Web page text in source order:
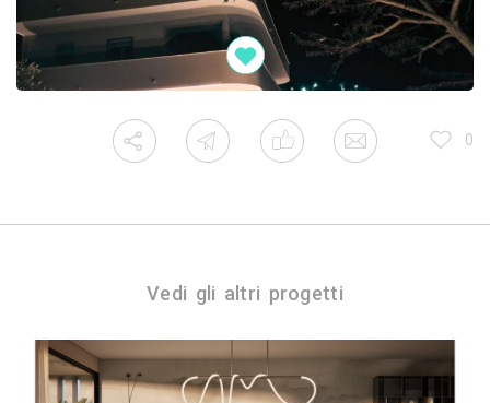
0
Vedi gli altri progetti